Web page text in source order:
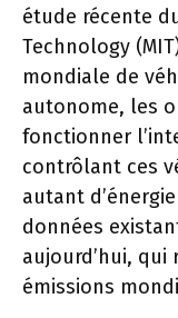
étude récente
Technology
mondiale de
autonome, les
fonctionner
contrôlant ces
autant
données
aujourd’hui, qui
émissions